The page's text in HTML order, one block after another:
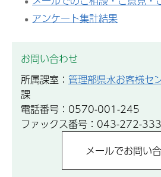
アンケート集計結果
お問い合わせ
所属課室： 管理部県水お客様セ
課
電話番号：0570-001-245
ファックス番号：043-272-